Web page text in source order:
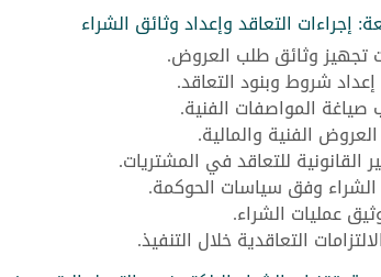
إجراءات التعاقد وإعداد وثائق الشراء
تجهيز وثائق طلب العروض.
شروط وبنود التعاقد.
صياغة المواصفات الفنية.
الفنية والمالية.
القانونية للتعاقد في المشتريات.
الشراء وفق سياسات الحوكمة.
عمليات الشراء.
التعاقدية خلال التنفيذ.